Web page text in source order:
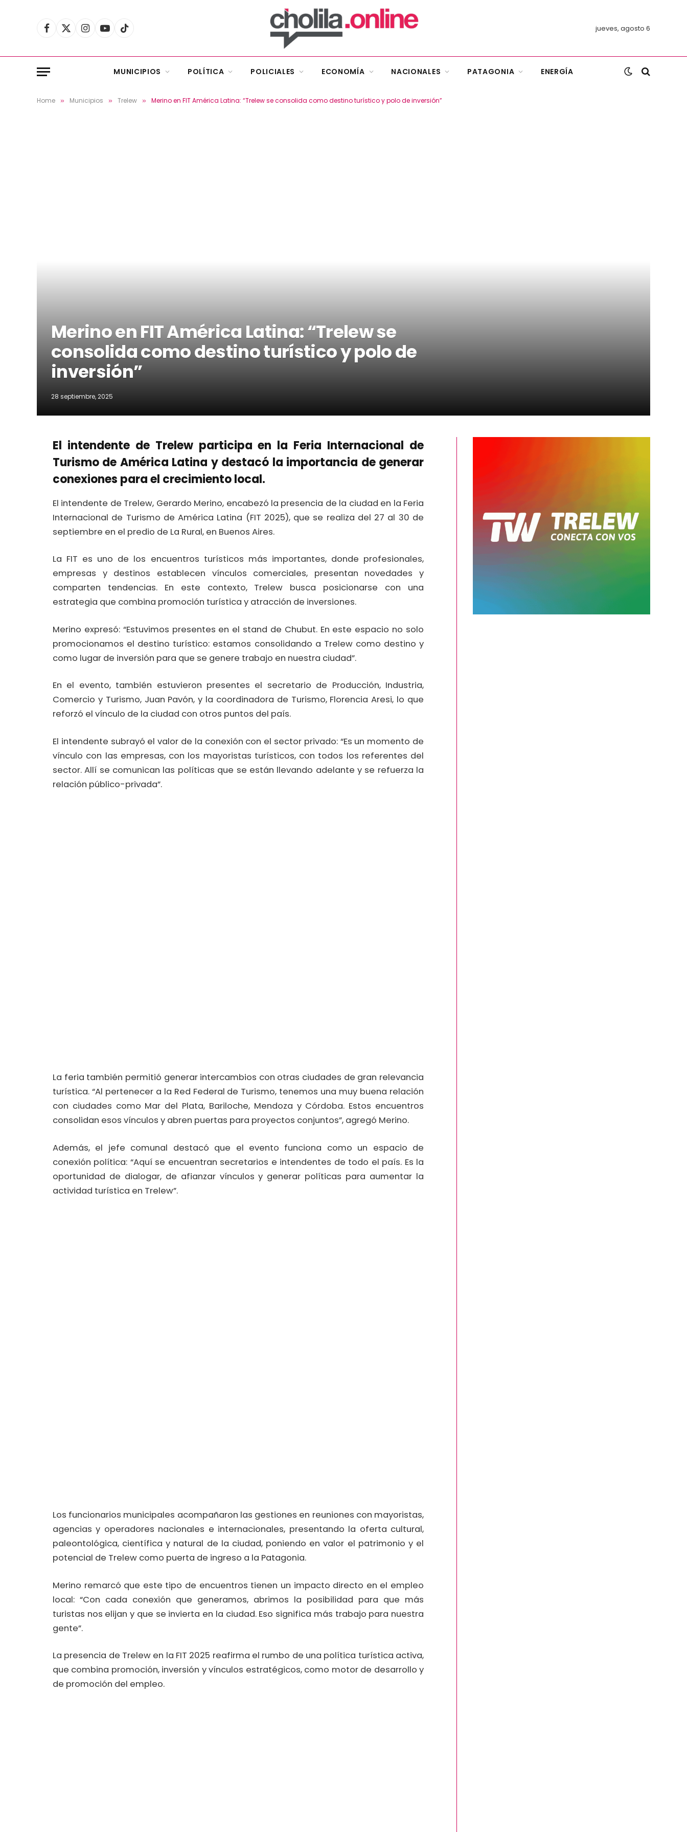
Facebook
X
Instagram
YouTubeTikTok jueves, agosto 6
MUNICIPIOS POLÍTICA POLICIALES ECONOMÍA NACIONALES PATAGONIA ENERGÍA
Home » Municipios » Trelew » Merino en FIT América Latina: “Trelew se consolida como destino turístico y polo de inversión”
Merino en FIT América Latina: “Trelew se
consolida como destino turístico y polo de
inversión”
28 septiembre, 2025
El intendente de Trelew participa en la Feria Internacional de
Turismo de América Latina y destacó la importancia de generar
conexiones para el crecimiento local.
El intendente de Trelew, Gerardo Merino, encabezó la presencia de la ciudad en la Feria
Internacional de Turismo de América Latina (FIT 2025), que se realiza del 27 al 30 de
septiembre en el predio de La Rural, en Buenos Aires.
La FIT es uno de los encuentros turísticos más importantes, donde profesionales,
empresas y destinos establecen vínculos comerciales, presentan novedades y
comparten tendencias. En este contexto, Trelew busca posicionarse con una
estrategia que combina promoción turística y atracción de inversiones.
Merino expresó: “Estuvimos presentes en el stand de Chubut. En este espacio no solo
promocionamos el destino turístico: estamos consolidando a Trelew como destino y
como lugar de inversión para que se genere trabajo en nuestra ciudad”.
En el evento, también estuvieron presentes el secretario de Producción, Industria,
Comercio y Turismo, Juan Pavón, y la coordinadora de Turismo, Florencia Aresi, lo que
reforzó el vínculo de la ciudad con otros puntos del país.
El intendente subrayó el valor de la conexión con el sector privado: “Es un momento de
vínculo con las empresas, con los mayoristas turísticos, con todos los referentes del
sector. Allí se comunican las políticas que se están llevando adelante y se refuerza la
relación público-privada”.
La feria también permitió generar intercambios con otras ciudades de gran relevancia
turística. “Al pertenecer a la Red Federal de Turismo, tenemos una muy buena relación
con ciudades como Mar del Plata, Bariloche, Mendoza y Córdoba. Estos encuentros
consolidan esos vínculos y abren puertas para proyectos conjuntos”, agregó Merino.
Además, el jefe comunal destacó que el evento funciona como un espacio de
conexión política: “Aquí se encuentran secretarios e intendentes de todo el país. Es la
oportunidad de dialogar, de afianzar vínculos y generar políticas para aumentar la
actividad turística en Trelew”.
Los funcionarios municipales acompañaron las gestiones en reuniones con mayoristas,
agencias y operadores nacionales e internacionales, presentando la oferta cultural,
paleontológica, científica y natural de la ciudad, poniendo en valor el patrimonio y el
potencial de Trelew como puerta de ingreso a la Patagonia.
Merino remarcó que este tipo de encuentros tienen un impacto directo en el empleo
local: “Con cada conexión que generamos, abrimos la posibilidad para que más
turistas nos elijan y que se invierta en la ciudad. Eso significa más trabajo para nuestra
gente”.
La presencia de Trelew en la FIT 2025 reafirma el rumbo de una política turística activa,
que combina promoción, inversión y vínculos estratégicos, como motor de desarrollo y
de promoción del empleo.